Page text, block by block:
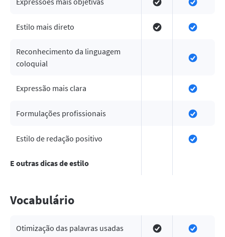
Estilo mais direto
Reconhecimento da linguagem
coloquial
Expressão mais clara
Formulações profissionais
Estilo de redação positivo
E outras dicas de estilo
Vocabulário
Otimização das palavras usadas